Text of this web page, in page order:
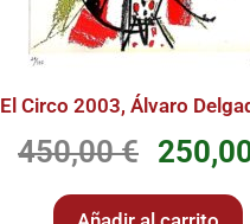
El Circo 2003, Álvaro
450,00€